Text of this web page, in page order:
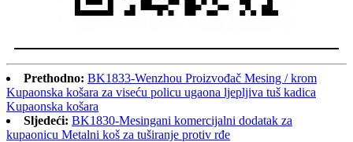
Prethodno: BK1833-Wenzhou Proizvođač Mesing / krom
Kupaonska košara za viseću policu ugaona ljepljiva tuš kadica
Kupaonska košara
Sljedeći: BK1830-Mesingani komercijalni dodatak za
kupaonicu Metalni koš za tuširanje protiv rđe